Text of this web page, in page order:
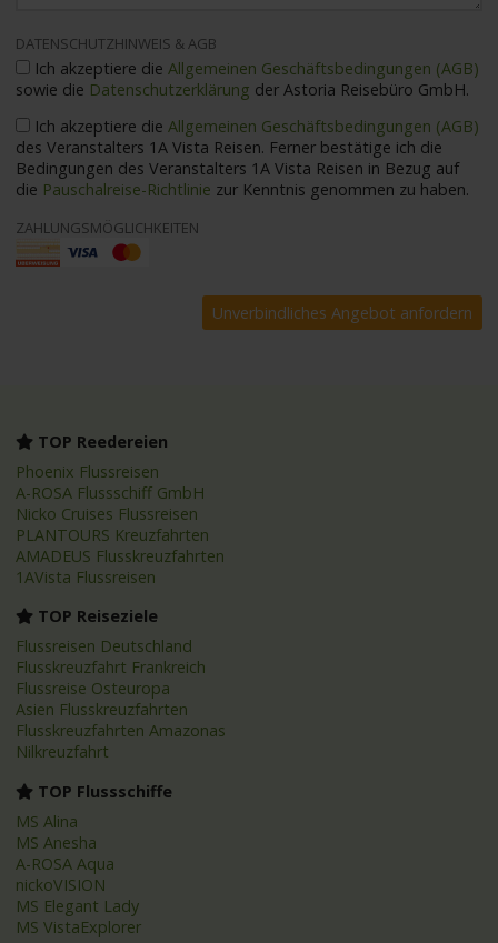
DATENSCHUTZHINWEIS & AGB
Ich akzeptiere dieAllgemeinen Geschäftsbedingungen (AGB)
sowie die Datenschutzerklärung der Astoria Reisebüro GmbH.
Ich akzeptiere dieAllgemeinen Geschäftsbedingungen (AGB)
des Veranstalters 1A Vista Reisen. Ferner bestätige ich die
Bedingungen des Veranstalters 1A Vista Reisen in Bezug auf
die Pauschalreise-Richtlinie zur Kenntnis genommen zu haben.
ZAHLUNGSMÖGLICHKEITEN
TOP Reedereien
Phoenix Flussreisen
A-ROSA Flussschiff GmbH
Nicko Cruises Flussreisen
PLANTOURS Kreuzfahrten
AMADEUS Flusskreuzfahrten
1AVista Flussreisen
TOP Reiseziele
Flussreisen Deutschland
Flusskreuzfahrt Frankreich
Flussreise Osteuropa
Asien Flusskreuzfahrten
Flusskreuzfahrten Amazonas
Nilkreuzfahrt
TOP Flussschiffe
MS Alina
MS Anesha
A-ROSA Aqua
nickoVISION
MS Elegant Lady
MS VistaExplorer